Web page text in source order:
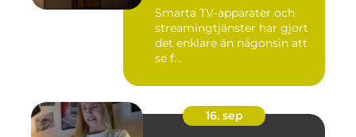
Smarta TV-apparater och
streamingtjänster har gjort
det enklare än någonsin att
se f...
16. sep